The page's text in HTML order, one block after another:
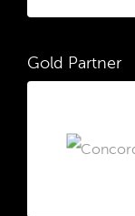
Gold Partner